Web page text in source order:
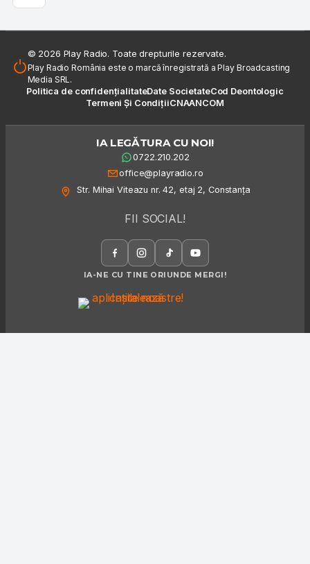
© 2026 Play Radio. Toate drepturile rezervate.
Play Radio România este o marcă înregistrată a Play Broadcasting
Media SRL.
Politica de confidențialitateDate SocietateCod Deontologic
Termeni Și CondițiiCNAANCOM
IA LEGĂTURA CU NOI!
0722.210.202
office@playradio.ro
Str. Mihai Viteazu nr. 42, etaj 2, Constanța
FII SOCIAL!
IA-NE CU TINE ORIUNDE MERGI!